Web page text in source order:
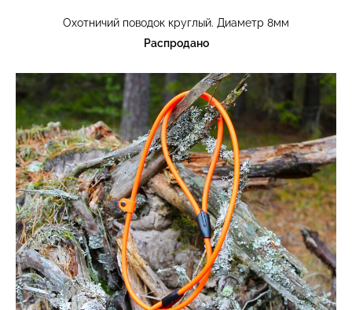
Охотничий поводок круглый. Диаметр 8мм
Распродано